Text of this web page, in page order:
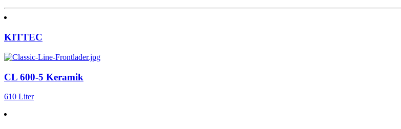
KITTEC
CL 600-5 Keramik
610 Liter